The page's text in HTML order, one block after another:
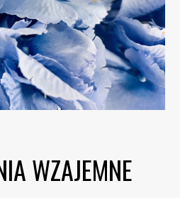
WZAJEMNE